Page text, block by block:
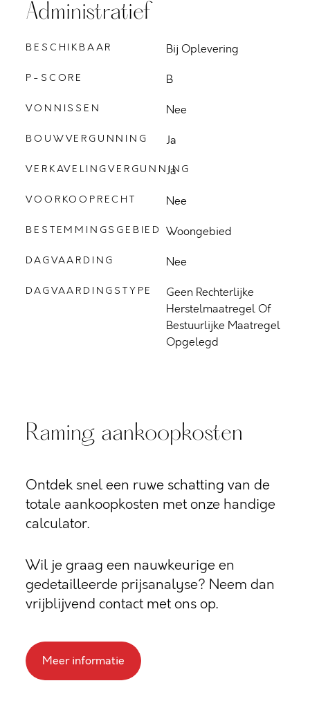
Administratief
BESCHIKBAAR Bij Oplevering
P-SCORE B
VONNISSEN Nee
BOUWVERGUNNING Ja
VERKAVELINGVERGUNNING
Ja
VOORKOOPRECHT Nee
BESTEMMINGSGEBIED Woongebied
DAGVAARDING Nee
DAGVAARDINGSTYPE
Geen Rechterlijke
Herstelmaatregel Of
Bestuurlijke Maatregel
Opgelegd
Raming aankoopkosten
Ontdek snel een ruwe schatting van de
totale aankoopkosten met onze handige
calculator.
Wil je graag een nauwkeurige en
gedetailleerde prijsanalyse? Neem dan
vrijblijvend contact met ons op.
Meer informatie